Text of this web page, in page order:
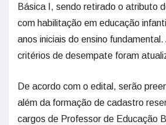
Básica I, sendo retirado o atributo
com habilitação em educação
anos iniciais do ensino
critérios de desempate foram
De acordo com o edital, serão
além da formação de cadastro
cargos de Professor de Educação